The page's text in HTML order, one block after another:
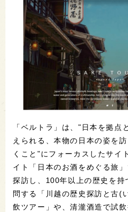
「ベルトラ」は、"日本を拠点
えられる、本物の日本の姿を
くこと"にフォーカスしたサイ
イト「日本のお酒をめぐる旅
探訪し、100年以上の歴史を持
問する「川越の歴史探訪と古(
飲ツアー」や、清瀧酒造で試